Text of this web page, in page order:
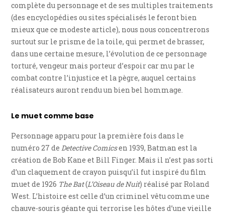
complète du personnage et de ses multiples traitements
(des encyclopédies ou sites spécialisés le feront bien
mieux que ce modeste article), nous nous concentrerons
surtout sur le prisme de la toile, qui permet de brasser,
dans une certaine mesure, l’évolution de ce personnage
torturé, vengeur mais porteur d’espoir car mu par le
combat contre l’injustice et la pègre, auquel certains
réalisateurs auront rendu un bien bel hommage.
Le muet comme base
Personnage apparu pour la première fois dans le
numéro 27 deDetective Comicsen 1939, Batman est la
création de Bob Kane et Bill Finger. Mais il n’est pas sorti
d’un claquement de crayon puisqu’il fut inspiré du film
muet de 1926 The Bat(L’Oiseau de Nuit) réalisé par Roland
West. L’histoire est celle d’un criminel vêtu comme une
chauve-souris géante qui terrorise les hôtes d’une vieille